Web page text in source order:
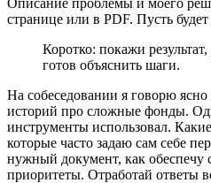
странице или в PDF. Пусть будет
Коротко: покажи
готов объяснить шаги.
На собеседовании я говорю
историй про сложные фонды.
инструменты использовал.
которые часто задаю сам себе
нужный документ, как обеспечу
приоритеты. Отработай ответы